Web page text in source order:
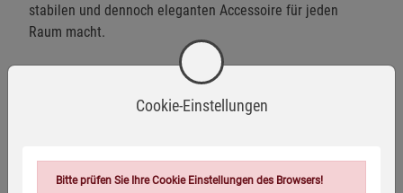
stabilen und dennoch eleganten Accessoire für jeden
Raum macht.
Warnhinweise:
Cookie-Einstellungen
Bitte prüfen Sie Ihre Cookie Einstellungen des Browsers!